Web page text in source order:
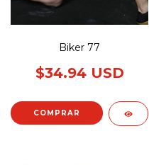
Biker 77
$34.94 USD
COMPRAR